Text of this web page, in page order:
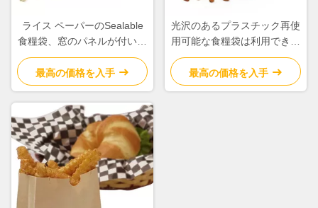
ライス ペーパーのSealable
食糧袋、窓のパネルが付いて
いる真空の食糧貯蔵袋
最高の価格を入手
光沢のあるプラスチック再使
用可能な食糧袋は利用できる
袋のさまざまな色を立てます
最高の価格を入手